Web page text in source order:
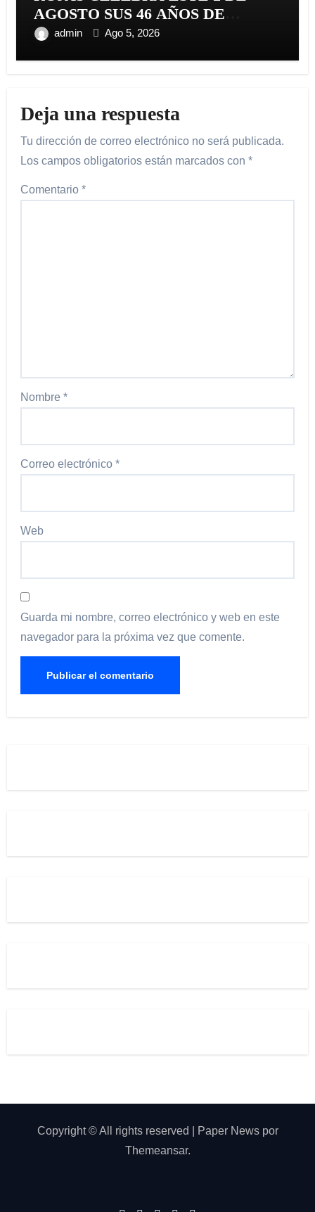
AGOSTO SUS 46 AÑOS DE
TRAYECTORIA CON EL
admin Ago 5, 2026
Deja una respuesta
Tu dirección de correo electrónico no será publicada.
Los campos obligatorios están marcados con*
Comentario*
Nombre*
Correo electrónico*
Web
Guarda mi nombre, correo electrónico y web en este
navegador para la próxima vez que comente.
Copyright © All rights reserved Paper Newspor
Themeansar.